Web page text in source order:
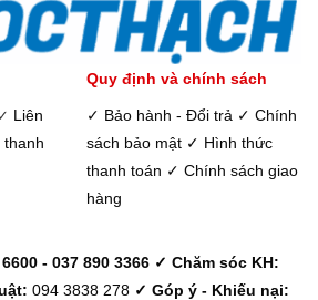
✓ Liên
thanh
Quy định và chính sách
✓ Bảo hành - Đổi trả ✓ Chính
sách bảo mật ✓ Hình thức
thanh toán ✓ Chính sách giao
hàng
- 037 890 3366 ✓ Chăm sóc KH:
094 3838 278 ✓ Góp ý - Khiếu nại: